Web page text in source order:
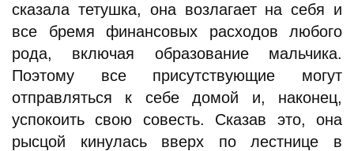
сказала тетушка, она возлагает на себя и
все бремя финансовых расходов любого
рода, включая образование мальчика.
Поэтому все присутствующие могут
отправляться к себе домой и, наконец,
успокоить свою совесть. Сказав это, она
рысцой кинулась вверх по лестнице в